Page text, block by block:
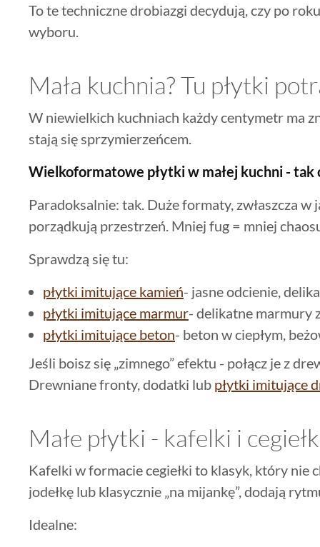
To te techniczne drobiazgi decydują, czy po
wyboru.
Mała kuchnia? Tu płytki
W niewielkich kuchniach każdy centymetr ma
stają się sprzymierzeńcem.
Wielkoformatowe płytki w małej kuchni - tak
Paradoksalnie: tak. Duże formaty, zwłaszcza
porządkują przestrzeń. Mniej fug = mniej
Sprawdzą się tu:
płytki imitujące kamień- jasne odcienie,
płytki imitujące marmur- delikatne marmury
płytki imitujące beton- beton w ciepłym,
Jeśli boisz się „zimnego” efektu - połącz je z
Drewniane fronty, dodatki lub płytki imitujące
Małe płytki - kafelki i
Kafelki w formacie cegiełki to klasyk, który nie
jodełkę lub klasycznie „na mijankę”, dodają
Idealne: